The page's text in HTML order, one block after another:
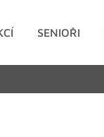
SENIOŘI